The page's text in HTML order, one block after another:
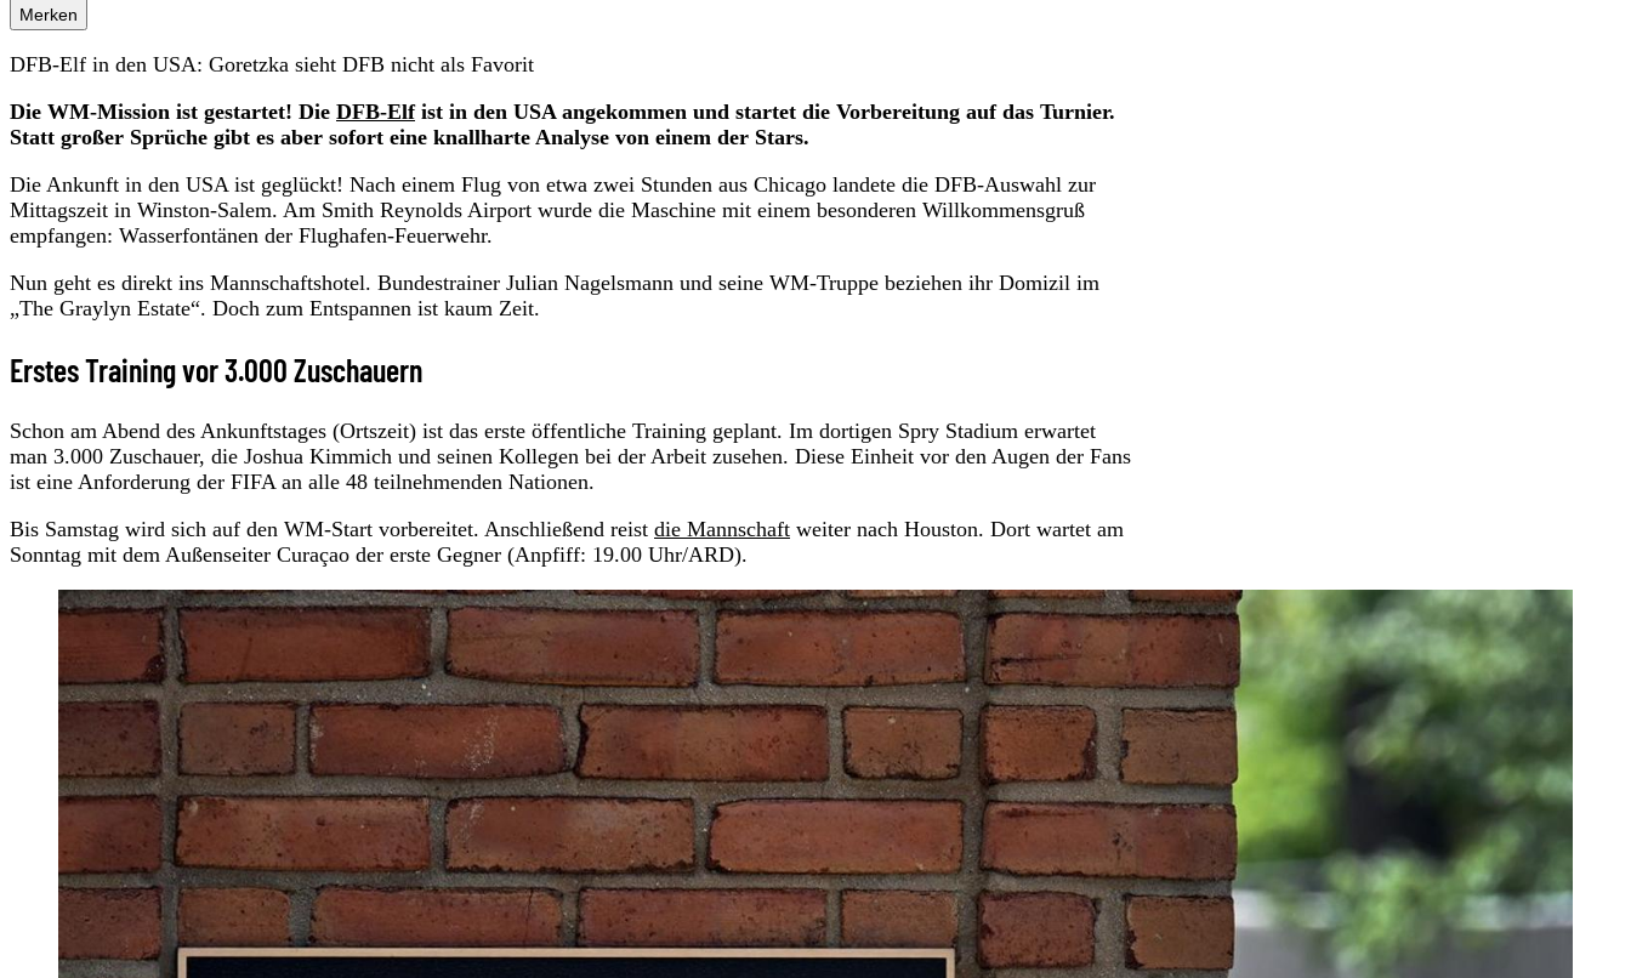
Merken
DFB-Elf in den USA: Goretzka sieht DFB nicht als Favorit
Die WM-Mission ist gestartet! Die DFB-Elfist in den USA angekommen und startet die Vorbereitung auf das Turnier.
Statt großer Sprüche gibt es aber sofort eine knallharte Analyse von einem der Stars.
Die Ankunft in den USA ist geglückt! Nach einem Flug von etwa zwei Stunden aus Chicago landete die DFB-Auswahl zur
Mittagszeit in Winston-Salem. Am Smith Reynolds Airport wurde die Maschine mit einem besonderen Willkommensgruß
empfangen: Wasserfontänen der Flughafen-Feuerwehr.
Nun geht es direkt ins Mannschaftshotel. Bundestrainer Julian Nagelsmann und seine WM-Truppe beziehen ihr Domizil im
„The Graylyn Estate“. Doch zum Entspannen ist kaum Zeit.
Erstes Training vor 3.000 Zuschauern
Schon am Abend des Ankunftstages (Ortszeit) ist das erste öffentliche Training geplant. Im dortigen Spry Stadium erwartet
man 3.000 Zuschauer, die Joshua Kimmich und seinen Kollegen bei der Arbeit zusehen. Diese Einheit vor den Augen der Fans
ist eine Anforderung der FIFA an alle 48 teilnehmenden Nationen.
Bis Samstag wird sich auf den WM-Start vorbereitet. Anschließend reist die Mannschaft weiter nach Houston. Dort wartet am
Sonntag mit dem Außenseiter Curaçao der erste Gegner (Anpfiff: 19.00 Uhr/ARD).